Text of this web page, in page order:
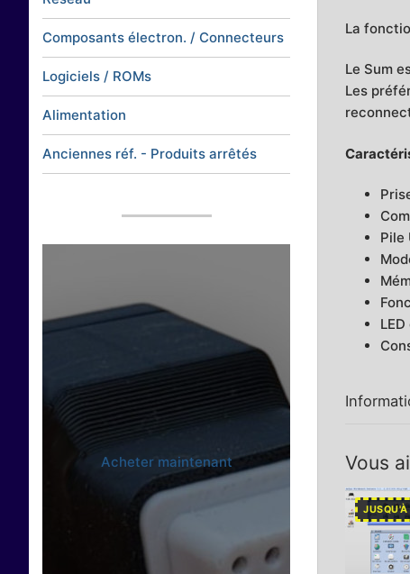
La
Le Sum
Les
Pile
Vous
JUSQU'À
Composants électron. / Connecteurs
Logiciels / ROMs
Alimentation
Anciennes réf. - Produits arrêtés
Acheter maintenant